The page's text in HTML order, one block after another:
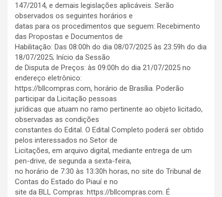
147/2014, e demais legislações aplicáveis. Serão
observados os seguintes horários e
datas para os procedimentos que seguem: Recebimento
das Propostas e Documentos de
Habilitação: Das 08:00h do dia 08/07/2025 às 23:59h do dia
18/07/2025; Início da Sessão
de Disputa de Preços: às 09:00h do dia 21/07/2025 no
endereço eletrônico:
https://bllcompras.com, horário de Brasília. Poderão
participar da Licitação pessoas
jurídicas que atuam no ramo pertinente ao objeto licitado,
observadas as condições
constantes do Edital. O Edital Completo poderá ser obtido
pelos interessados no Setor de
Licitações, em arquivo digital, mediante entrega de um
pen-drive, de segunda a sexta-feira,
no horário de 7:30 às 13:30h horas, no site do Tribunal de
Contas do Estado do Piauí e no
site da BLL Compras: https://bllcompras.com. É